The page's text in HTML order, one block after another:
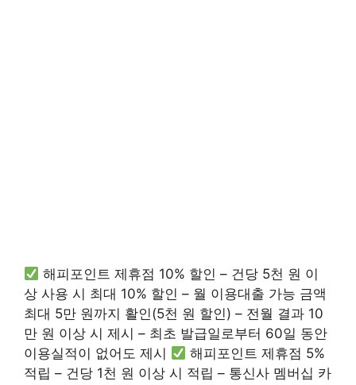
해피포인트 제휴점 10% 할인 – 건당 5천 원 이
상 사용 시 최대 10% 할인 – 월 이용대출 가능 금액
최대 5만 원까지 활인(5천 원 할인) – 전월 결과 10
만 원 이상 시 제시 – 최초 발급일로부터 60일 동안
이용실적이 없어도 제시
해피포인트 제휴점 5%
적립 – 건당 1천 원 이상 시 적립 – 통신사 멤버십 카